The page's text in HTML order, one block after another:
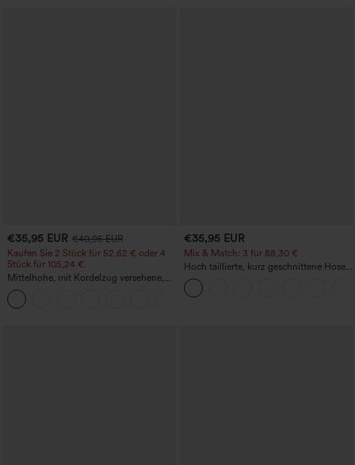
€35,95 EUR €40,95 EUR
Kaufen Sie 2 Stück für 52,62 € oder 4
Stück für 105,24 €.
Mittelhohe, mit Kordelzug versehene,
schnelltrocknende Golfhose mit schmal
zulaufendem Schnitt, abgerundetem
Saum und Taschen – UPF 40+
€35,95 EUR
Mix & Match: 3 für 88,30 €
Hoch taillierte, kurz geschnittene Hose
mit Reißverschlusstasche in Leinenoptik